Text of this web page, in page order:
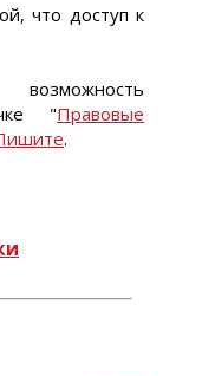
что доступ к
"Правовые
.